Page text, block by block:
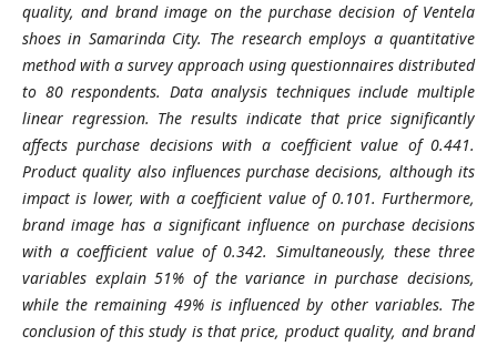
quality, and brand image on the purchase decision of Ventela
shoes in Samarinda City. The research employs a quantitative
method with a survey approach using questionnaires distributed
to 80 respondents. Data analysis techniques include multiple
linear regression. The results indicate that price significantly
affects purchase decisions with a coefficient value of 0.441.
Product quality also influences purchase decisions, although its
impact is lower, with a coefficient value of 0.101. Furthermore,
brand image has a significant influence on purchase decisions
with a coefficient value of 0.342. Simultaneously, these three
variables explain 51% of the variance in purchase decisions,
while the remaining 49% is influenced by other variables. The
conclusion of this study is that price, product quality, and brand